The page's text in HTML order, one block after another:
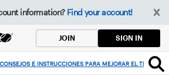
information? Find your account!
JOIN SIGN IN
CONSEJOS E INSTRUCCIONES PARA MEJORAR EL TENIS >